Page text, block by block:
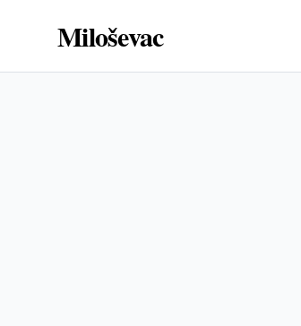
Miloševac